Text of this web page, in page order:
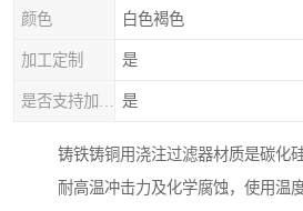
颜色 白色褐色
加工定制 是
是
铸铁铸铜用浇注过滤器材质是碳化
耐高温冲击力及化学腐蚀，使用温